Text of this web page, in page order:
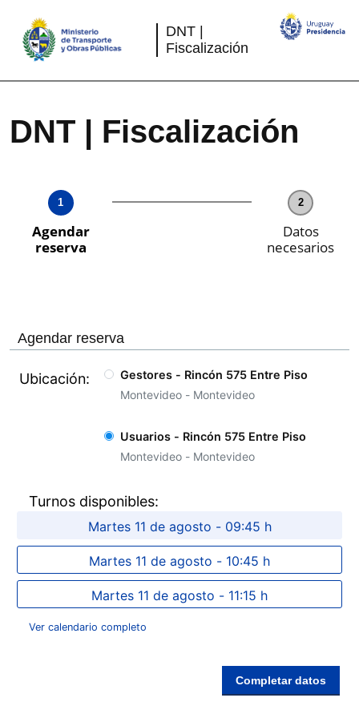
contenido
DNT |
Fiscalización
DNT | Fiscalización
1
Agendar
reserva
2
Datos
necesarios
Agendar reserva
Ubicación
Gestores - Rincón 575 Entre Piso
Montevideo - Montevideo
Usuarios - Rincón 575 Entre Piso
Montevideo - Montevideo
Turnos disponibles
Martes 11 de agosto - 09:45 h
Martes 11 de agosto - 10:45 h
Martes 11 de agosto - 11:15 h
Ver calendario completo